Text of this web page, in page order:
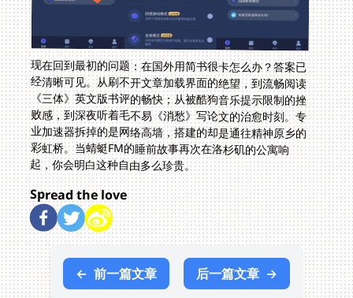
现在回到最初的问题：在国外用简书很卡怎么办？答案已
经清晰可见。从刷不开文章加载界面的绝望，到流畅阅读
《三体》英文版书评的畅快；从被酷狗音乐提示限制的挫
败感，到深夜听着毛不易《消愁》写论文的治愈时刻。专
业加速器拆掉的是网络高墙，搭建的却是通往精神原乡的
彩虹桥。当蜻蜓FM的睡前故事再次在洛杉矶的公寓响
起，你会明白这种自由多么珍贵。
Spread the love
← 前一篇文章 后一篇文章 →